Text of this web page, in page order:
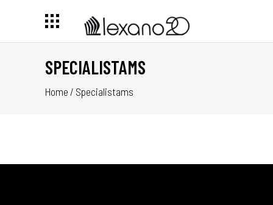
SPECIALISTAMS
Home / Specialistams